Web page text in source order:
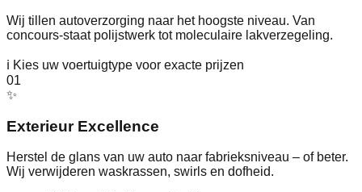
Wij tillen autoverzorging naar het hoogste niveau. Van
concours-staat polijstwerk tot moleculaire lakverzegeling.
ℹ️ Kies uw voertuigtype voor exacte prijzen
01
✨
Exterieur Excellence
Herstel de glans van uw auto naar fabrieksniveau – of beter.
Wij verwijderen waskrassen, swirls en dofheid.